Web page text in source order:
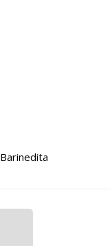
Barinedita